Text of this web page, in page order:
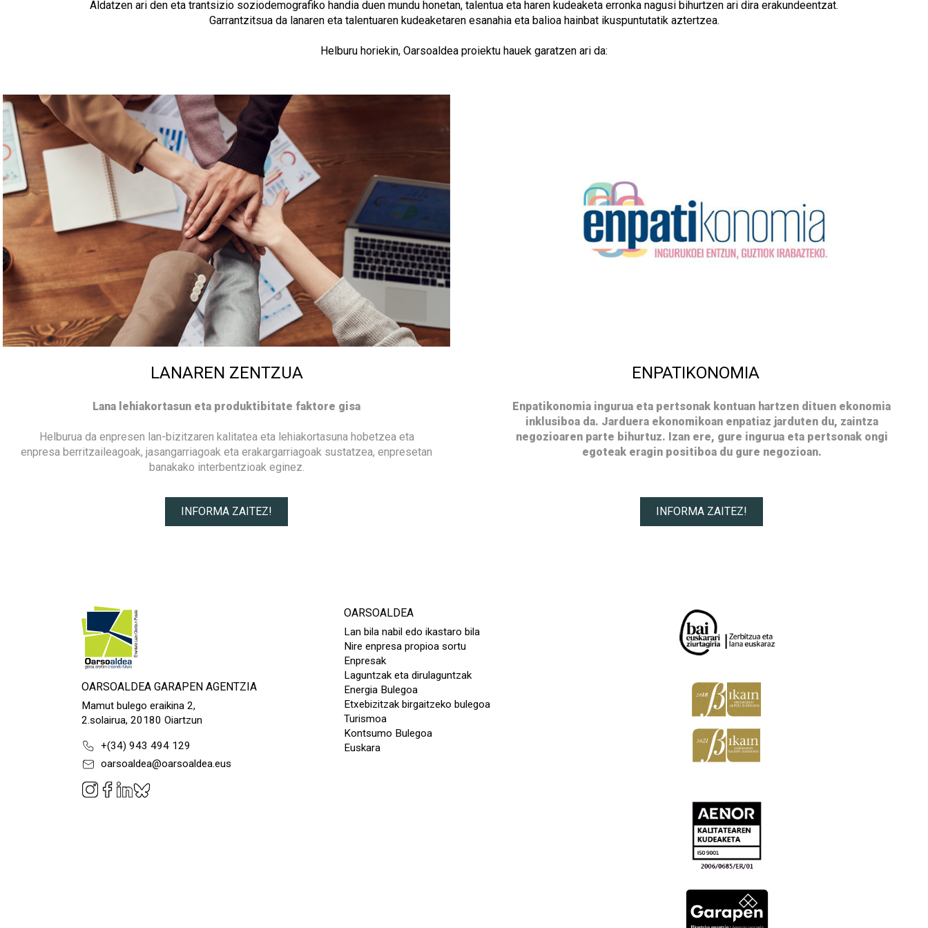
Aldatzen ari den eta trantsizio soziodemografiko handia duen mundu honetan, talentua eta haren kudeaketa erronka nagusi bihurtzen ari dira erakundeentzat.
Garrantzitsua da lanaren eta talentuaren kudeaketaren esanahia eta balioa hainbat ikuspuntutatik aztertzea.
Helburu horiekin, Oarsoaldea proiektu hauek garatzen ari da:
LANAREN ZENTZUA
Lana lehiakortasun eta produktibitate faktore gisa
Helburua da enpresen lan-bizitzaren kalitatea eta lehiakortasuna hobetzea eta
enpresa berritzaileagoak, jasangarriagoak eta erakargarriagoak sustatzea, enpresetan
banakako interbentzioak eginez.
INFORMA ZAITEZ!
ENPATIKONOMIA
Enpatikonomia ingurua eta pertsonak kontuan hartzen dituen ekonomia
inklusiboa da. Jarduera ekonomikoan enpatiaz jarduten du, zaintza
negozioaren parte bihurtuz. Izan ere, gure ingurua eta pertsonak ongi
egoteak eragin positiboa du gure negozioan.
INFORMA ZAITEZ!
OARSOALDEA GARAPEN AGENTZIA
Mamut bulego eraikina 2,
2.solairua, 20180 Oiartzun
+(34) 943 494 129
oarsoaldea@oarsoaldea.eus
OARSOALDEA
Lan bila nabil edo ikastaro bila
Nire enpresa propioa sortu
Enpresak
Laguntzak eta dirulaguntzak
Energia Bulegoa
Etxebizitzak birgaitzeko bulegoa
Turismoa
Kontsumo Bulegoa
Euskara